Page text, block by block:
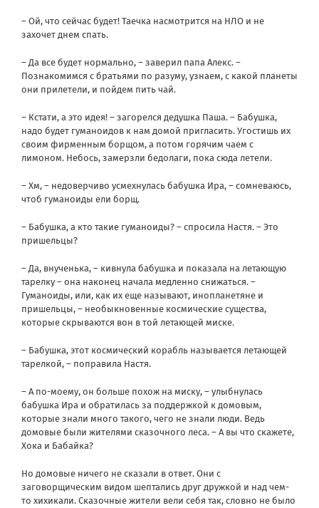
– Ой, что сейчас будет! Таечка насмотрится на НЛО и не
захочет днем спать.
– Да все будет нормально, – заверил папа Алекс. –
Познакомимся с братьями по разуму, узнаем, с какой планеты
они прилетели, и пойдем пить чай.
– Кстати, а это идея! – загорелся дедушка Паша. – Бабушка,
надо будет гуманоидов к нам домой пригласить. Угостишь их
своим фирменным борщом, а потом горячим чаем с
лимоном. Небось, замерзли бедолаги, пока сюда летели.
– Хм, – недоверчиво усмехнулась бабушка Ира, – сомневаюсь,
чтоб гуманоиды ели борщ.
– Бабушка, а кто такие гуманоиды? – спросила Настя. – Это
пришельцы?
– Да, внученька, – кивнула бабушка и показала на летающую
тарелку – она наконец начала медленно снижаться. –
Гуманоиды, или, как их еще называют, инопланетяне и
пришельцы, – необыкновенные космические существа,
которые скрываются вон в той летающей миске.
– Бабушка, этот космический корабль называется летающей
тарелкой, – поправила Настя.
– А по-моему, он больше похож на миску, – улыбнулась
бабушка Ира и обратилась за поддержкой к домовым,
которые знали много такого, чего не знали люди. Ведь
домовые были жителями сказочного леса. – А вы что скажете,
Хока и Бабайка?
Но домовые ничего не сказали в ответ. Они с
заговорщическим видом шептались друг дружкой и над чем-
то хихикали. Сказочные жители вели себя так, словно не было